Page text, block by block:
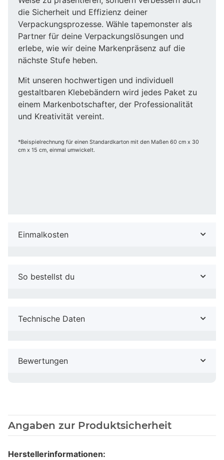
die Sicherheit und Effizienz deiner
Verpackungsprozesse. Wähle tapemonster als
Partner für deine Verpackungslösungen und
erlebe, wie wir deine Markenpräsenz auf die
nächste Stufe heben.
Mit unseren hochwertigen und individuell
gestaltbaren Klebebändern wird jedes Paket zu
einem Markenbotschafter, der Professionalität
und Kreativität vereint.
*Beispielrechnung für einen Standardkarton mit den Maßen 60 cm x 30
cm x 15 cm, einmal umwickelt.
Einmalkosten
So bestellst du
Technische Daten
Bewertungen
Angaben zur Produktsicherheit
Herstellerinformationen: